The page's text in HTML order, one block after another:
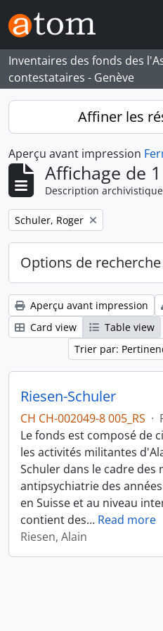
Skip to main content
Inventaires des fonds des
contestataires - Genève
Affiner les
Aperçu avant impression
Affichage de
Description archivistique
Remove filter:
Schuler, Roger
Options de
Aperçu avant impression
Card view
Table view
Trier par:
Riesen-Schuler
CH CH-002049-8 005_RS ·
Le fonds est composé de
les activités militantes
Schuler dans le cadre des
antipsychiatrie des
en Suisse et au niveau
contient des… Read more
Riesen, Alain